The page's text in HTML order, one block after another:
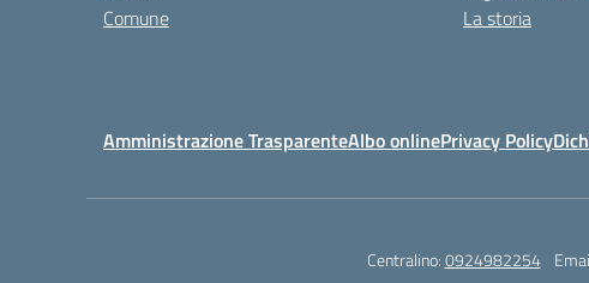
Comune
La storia
Amministrazione TrasparenteAlbo onlinePrivacy Policy
Centralino:0924982254